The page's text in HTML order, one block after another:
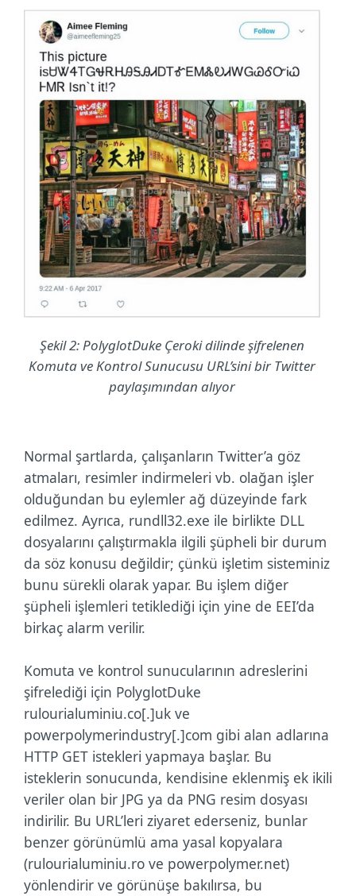
Şekil 2: PolyglotDuke Çeroki dilinde şifrelenen
Komuta ve Kontrol Sunucusu URL’sini bir Twitter
paylaşımından alıyor
Normal şartlarda, çalışanların Twitter’a göz
atmaları, resimler indirmeleri vb. olağan işler
olduğundan bu eylemler ağ düzeyinde fark
edilmez. Ayrıca, rundll32.exe ile birlikte DLL
dosyalarını çalıştırmakla ilgili şüpheli bir durum
da söz konusu değildir; çünkü işletim sisteminiz
bunu sürekli olarak yapar. Bu işlem diğer
şüpheli işlemleri tetiklediği için yine de EEI’da
birkaç alarm verilir.
Komuta ve kontrol sunucularının adreslerini
şifrelediği için PolyglotDuke
rulourialuminiu.co[.]uk ve
powerpolymerindustry[.]com gibi alan adlarına
HTTP GET istekleri yapmaya başlar. Bu
isteklerin sonucunda, kendisine eklenmiş ek ikili
veriler olan bir JPG ya da PNG resim dosyası
indirilir. Bu URL’leri ziyaret ederseniz, bunlar
benzer görünümlü ama yasal kopyalara
(rulourialuminiu.ro ve powerpolymer.net)
yönlendirir ve görünüşe bakılırsa, bu